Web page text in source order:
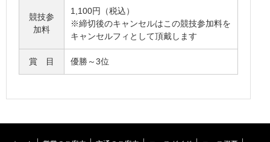
競技参
加料
1,100円（税込）
※締切後のキャンセルはこの競技参加料を
キャンセルフィとして頂戴します
賞 目 優勝～3位